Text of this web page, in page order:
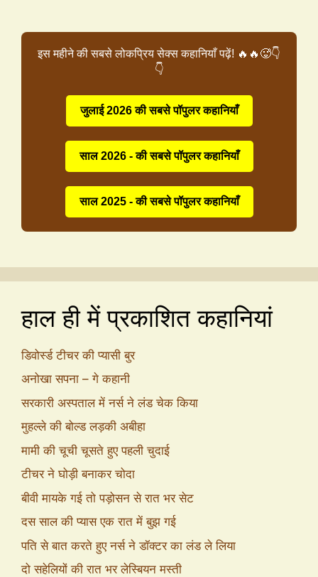
इस महीने की सबसे लोकप्रिय सेक्स कहानियाँ पढ़ें! 🔥🔥🥵👇
👇
जुलाई 2026 की सबसे पॉपुलर कहानियाँ
साल 2026 - की सबसे पॉपुलर कहानियाँ
साल 2025 - की सबसे पॉपुलर कहानियाँ
हाल ही में प्रकाशित कहानियां
डिवोर्स्ड टीचर की प्यासी बुर
अनोखा सपना – गे कहानी
सरकारी अस्पताल में नर्स ने लंड चेक किया
मुहल्ले की बोल्ड लड़की अबीहा
मामी की चूची चूसते हुए पहली चुदाई
टीचर ने घोड़ी बनाकर चोदा
बीवी मायके गई तो पड़ोसन से रात भर सेट
दस साल की प्यास एक रात में बुझ गई
पति से बात करते हुए नर्स ने डॉक्टर का लंड ले लिया
दो सहेलियों की रात भर लेस्बियन मस्ती